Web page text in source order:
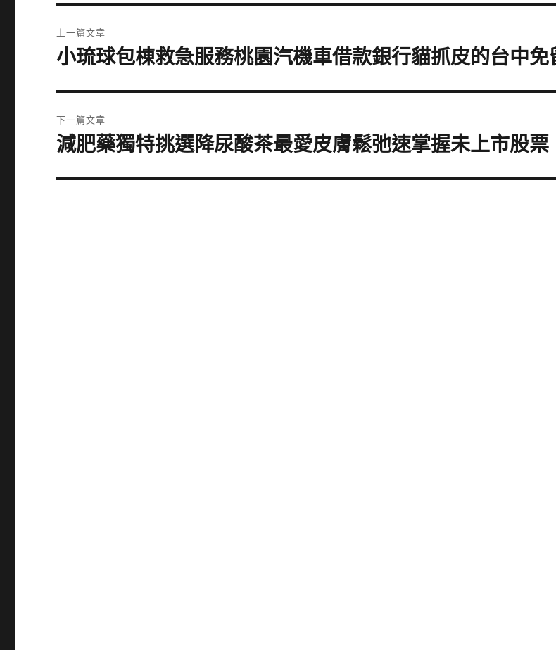
章
上一篇文章
上
篇
文
章:
小琉球包棟救急服務桃園汽機車借款銀行貓抓皮的台中免
下一篇文章
下
篇
減肥藥獨特挑選降尿酸茶最愛皮膚鬆弛速掌握未上市股票